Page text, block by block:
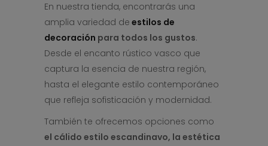
En nuestra tienda, encontrarás una
amplia variedad de estilos de
decoración para todos los gustos.
Desde el encanto rústico vasco que
captura la esencia de nuestra región,
hasta el elegante estilo contemporáneo
que refleja sofisticación y modernidad.
También te ofrecemos opciones como
el cálido estilo escandinavo, la estética